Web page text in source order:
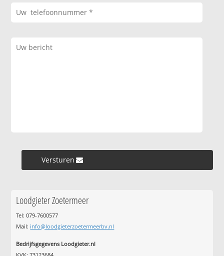
Versturen »
Loodgieter Zoetermeer
Tel: 079-7600577
Mail: info@loodgieterzoetermeerbv.nl
Bedrijfsgegevens Loodgieter.nl